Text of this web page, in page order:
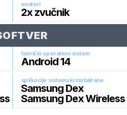
emiteri
2x zvučnik
fabrički operativni sistem
Android 14
aplikacije sistemski instalirane
Samsung Dex
Samsung Dex Wireless